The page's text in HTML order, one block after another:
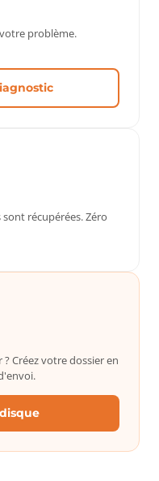
problème.
récupérées. Zéro
Créez votre dossier en